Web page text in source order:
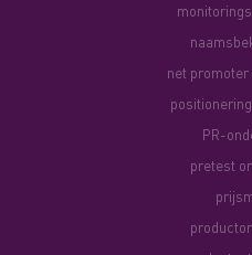
net promoter
PR-
pretest